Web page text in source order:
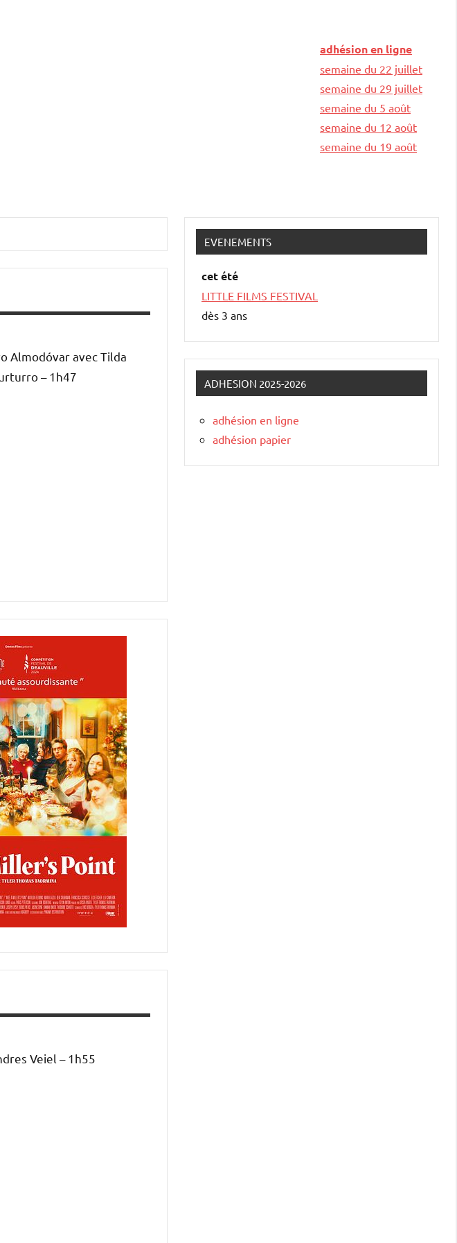
adhésion en ligne
semaine du 22 juillet
semaine du 29 juillet
semaine du 5 août
semaine du 12 août
semaine du 19 août
Almodóvar avec Tilda
– 1h47
Veiel – 1h55
EVENEMENTS
cet été
LITTLE FILMS FESTIVAL
dès 3 ans
ADHESION 2025-2026
adhésion en ligne
adhésion papier